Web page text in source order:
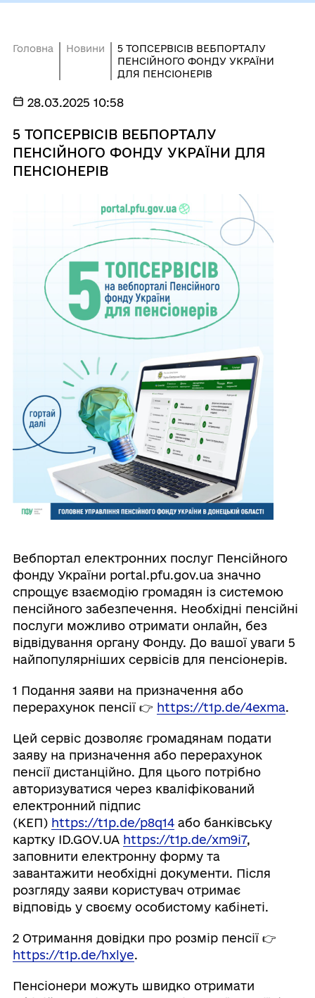
Головна Новини
5 ТОПСЕРВІСІВ ВЕБПОРТАЛУ
ПЕНСІЙНОГО ФОНДУ УКРАЇНИ
ДЛЯ ПЕНСІОНЕРІВ
28.03.2025 10:58
5 ТОПСЕРВІСІВ ВЕБПОРТАЛУ
ПЕНСІЙНОГО ФОНДУ УКРАЇНИ ДЛЯ
ПЕНСІОНЕРІВ
Вебпортал електронних послуг Пенсійного
фонду України portal.pfu.gov.ua значно
спрощує взаємодію громадян із системою
пенсійного забезпечення. Необхідні пенсійні
послуги можливо отримати онлайн, без
відвідування органу Фонду. До вашої уваги 5
найпопулярніших сервісів для пенсіонерів.
1️ Подання заяви на призначення або
перерахунок пенсії 👉 https://t1p.de/4exma.
Цей сервіс дозволяє громадянам подати
заяву на призначення або перерахунок
пенсії дистанційно. Для цього потрібно
авторизуватися через кваліфікований
електронний підпис
(КЕП) https://t1p.de/p8q14або банківську
картку ID.GOV.UA https://t1p.de/xm9i7,
заповнити електронну форму та
завантажити необхідні документи. Після
розгляду заяви користувач отримає
відповідь у своєму особистому кабінеті.
2️ Отримання довідки про розмір пенсії 👉
https://t1p.de/hxlye.
Пенсіонери можуть швидко отримати